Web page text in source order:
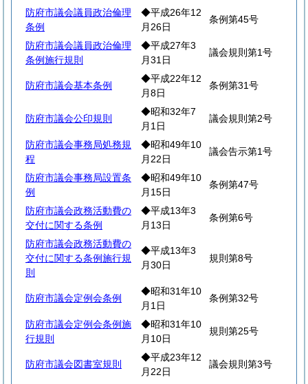
防府市議会議員政治倫理
条例
◆平成26年12
月26日
条例第45号
防府市議会議員政治倫理
条例施行規則
◆平成27年3
月31日
議会規則第1号
防府市議会基本条例
◆平成22年12
月8日
条例第31号
防府市議会公印規則
◆昭和32年7
月1日
議会規則第2号
防府市議会事務局処務規
程
◆昭和49年10
月22日
議会告示第1号
防府市議会事務局設置条
例
◆昭和49年10
月15日
条例第47号
防府市議会政務活動費の
交付に関する条例
◆平成13年3
月13日
条例第6号
防府市議会政務活動費の
交付に関する条例施行規
則
◆平成13年3
月30日
規則第8号
防府市議会定例会条例
◆昭和31年10
月1日
条例第32号
防府市議会定例会条例施
行規則
◆昭和31年10
月10日
規則第25号
防府市議会図書室規則
◆平成23年12
月22日
議会規則第3号